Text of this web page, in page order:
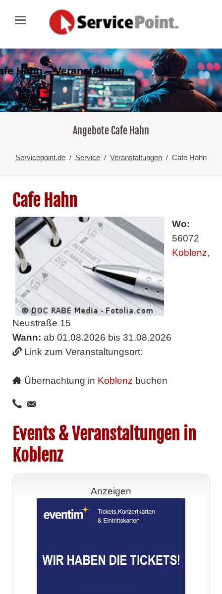
Hahn – Veranstaltung
Angebote Cafe Hahn
Servicepoint.de Service Veranstaltungen Cafe Hahn
Cafe Hahn
Wo:
56072
Koblenz,
Neustraße 15
Wann: ab 01.08.2026 bis 31.08.2026
Link zum Veranstaltungsort:
Übernachtung in Koblenz buchen
Events & Veranstaltungen in
Koblenz
Anzeigen